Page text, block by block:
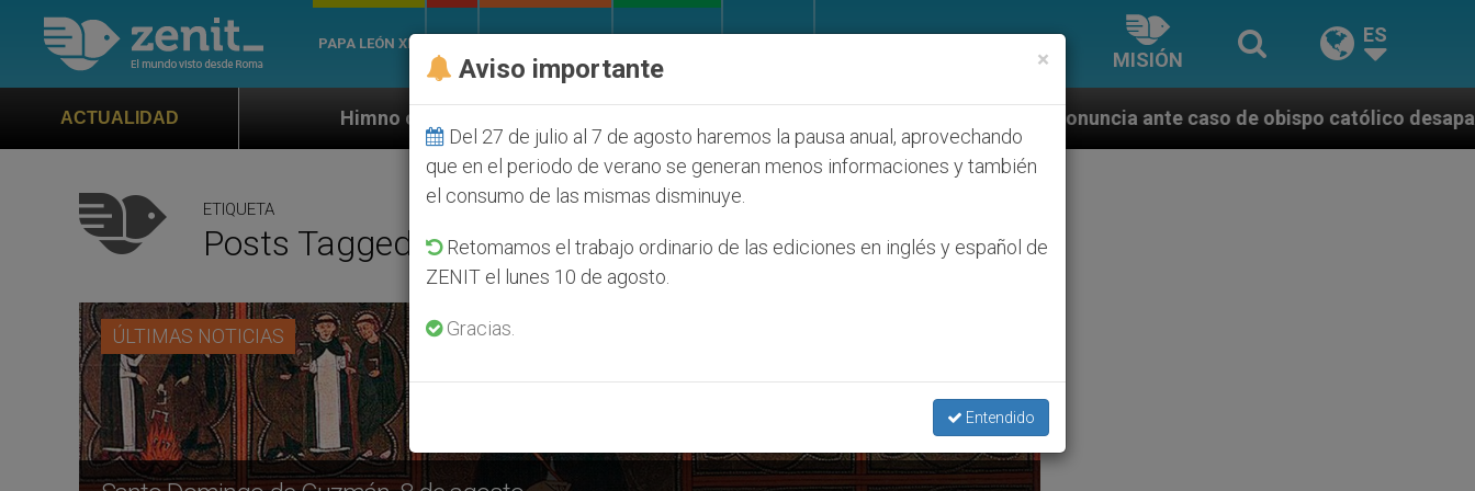
PAPA LEÓN XIV
MISIÓN
ES
ACTUALIDADHimno oficial de la Jornada Mundial de la Juventud Seúl 2027 ONU se pronuncia ante caso de obispo católico desaparecido por la
ETIQUETA
Posts Tagged ‘patrono De Bolonia’
ÚLTIMAS NOTICIAS
×
Aviso importante
Del 27 de julio al 7 de agosto haremos la pausa anual, aprovechando
que en el periodo de verano se generan menos informaciones y también
el consumo de las mismas disminuye.
Retomamos el trabajo ordinario de las ediciones en inglés y español de
ZENIT el lunes 10 de agosto.
Gracias.
Entendido